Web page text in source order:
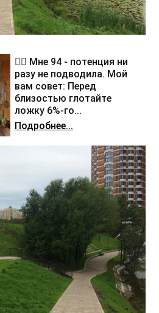
❤️‍🔥 Мне 94 - потенция ни
разу не подводила. Мой
вам совет: Перед
близостью глотайте
ложку 6%-го...
Подробнее...